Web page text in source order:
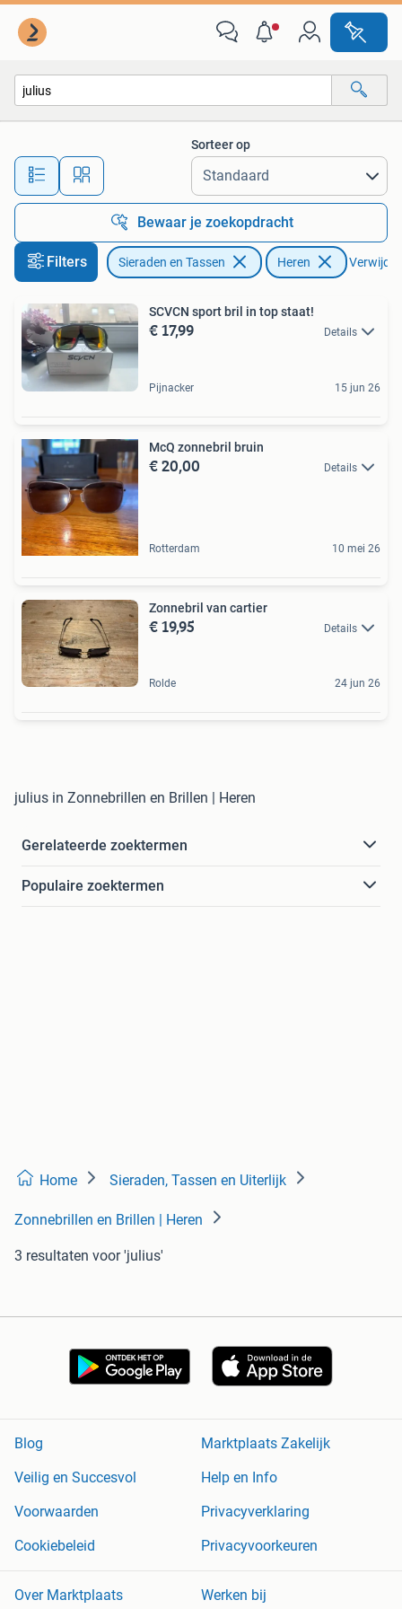
Alle afstanden…
Sorteer op
Bewaar je zoekopdracht
Filters Sieraden en Tassen Heren
SCVCN sport bril in top staat!
€ 17,99 Details
Pijnacker 15 jun 26
McQ zonnebril bruin
€ 20,00 Details
Rotterdam 10 mei 26
Zonnebril van cartier
€ 19,95 Details
Rolde 24 jun 26
julius in Zonnebrillen en Brillen | Heren
Gerelateerde zoektermen
Populaire zoektermen
Home Sieraden, Tassen en Uiterlijk
Zonnebrillen en Brillen | Heren
3 resultaten voor 'julius'
Blog
Marktplaats Zakelijk
Veilig en Succesvol
Help en Info
Voorwaarden
Privacyverklaring
Cookiebeleid
Privacyvoorkeuren
Over Marktplaats Werken bij